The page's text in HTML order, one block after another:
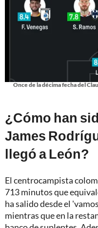
Once de la décima fecha del
¿Cómo han
James
llegó a León?
El centrocampista
713 minutos que
ha salido desde el
mientras que en la